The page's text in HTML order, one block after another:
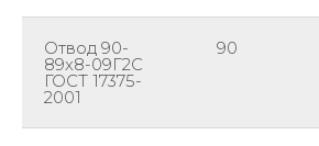
Отвод 90-
89х8-09Г2С
ГОСТ 17375-
2001
90